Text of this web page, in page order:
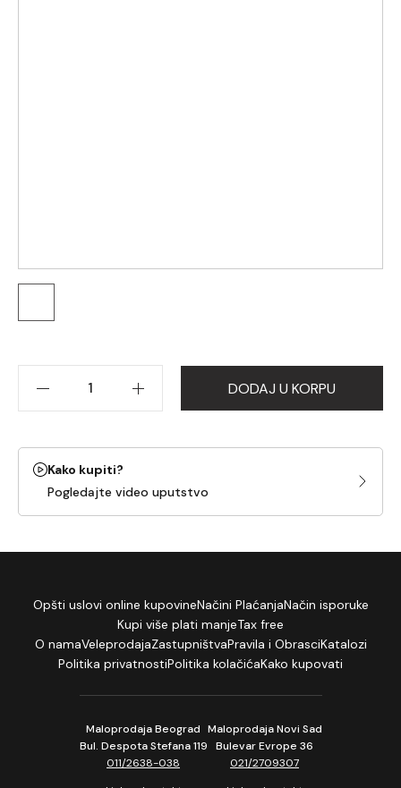
DODAJ U KORPU
Kako kupiti?
Pogledajte video uputstvo
Opšti uslovi online kupovineNačini PlaćanjaNačin isporuke
Kupi više plati manjeTax free
O namaVeleprodajaZastupništvaPravila i ObrasciKatalozi
Politika privatnostiPolitika kolačićaKako kupovati
Maloprodaja Beograd
Bul. Despota Stefana 119
011/2638-038
Maloprodaja Novi Sad
Bulevar Evrope 36
021/2709307